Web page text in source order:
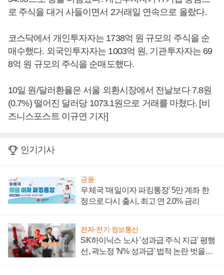
로 주식을 대거 사들이면서 2거래일 연속으로 올랐다.
코스닥에서 개인투자자는 1738억 원 규모의 주식을 순
매수했다. 외국인투자자는 1003억 원, 기관투자자는 69
8억 원 규모의 주식을 순매도했다.
10일 원/달러환율은 서울 외환시장에서 전날보다 7.8원
(0.7%) 떨어진 달러당 1073.1원으로 거래를 마쳤다. [비
즈니스포스트 이규연 기자]
인기기사
금융
우체국 '매일이자 파킹통장' 5만 계좌 한
정으로 다시 출시, 최고 연 2.0% 금리
전자·전기·정보통신
SK하이닉스 노사 '성과급 주식 지급' 평행
선, 곽노정 'N% 성과급' 법적 논란 벗을지